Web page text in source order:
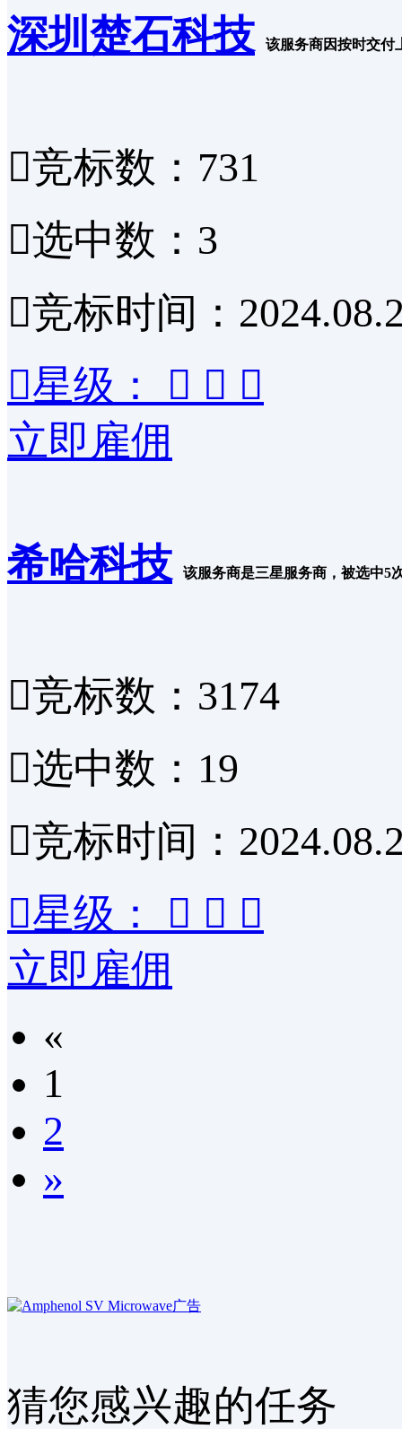
深圳楚石科技 该服务商因按时交付
竞标数：731
选中数：3
竞标时间：
星级：   
立即雇佣
希哈科技 该服务商是三星服务商，被选中5
竞标数：3174
选中数：19
竞标时间：
星级：   
立即雇佣
«
1
2
»
猜您感兴趣的任务